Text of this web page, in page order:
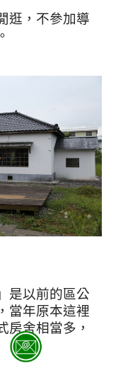
逛，不參加導
是以前的區公
當年原本這裡
房舍相當多，